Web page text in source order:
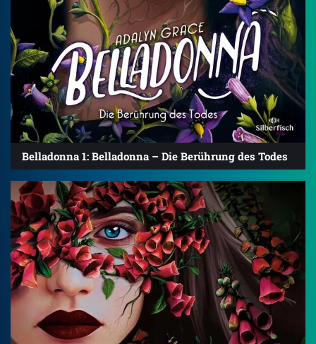
Belladonna 1: Belladonna – Die Berührung des Todes